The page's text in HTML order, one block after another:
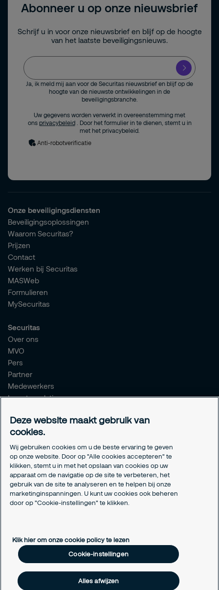
Abonneer u op onze nieuwsbrief
Schrijf u in voor onze nieuwsbrief en blijf op de hoogte
van het laatste beveiligingsnieuws.
Ja, ik meld mij aan voor de Securitas nieuwsbrief en blijf op de
hoogte van de nieuwste ontwikkelingen in de
beveiligingsbranche.
Uw gegevens worden verwerkt in overeenstemming met
ons privacybeleid
. Door het formulier in te dienen, stemt u in
met het privacybeleid.
Anti-robotverificatie
Onze beveiligingsdiensten
Beveiligingsoplossingen
Waarom Securitas?
Prijzen
Contact
Werken bij Securitas
MASWeb
Formulieren
MySecuritas
Securitas
Over ons
MVO
Pers
Partner
Medewerkers
Investor relations
Certificeringen
Aanmeldformulieren installatiepartners
Juridisch
Privacyverklaring
Algemene voorwaarden
Responsible disclosure
Cookie-instellingen
Deze website maakt gebruik van
cookies.
Wij gebruiken cookies om u de beste ervaring te geven
op onze website. Door op "Alle cookies accepteren" te
klikken, stemt u in met het opslaan van cookies op uw
apparaat om de navigatie op de site te verbeteren, het
gebruik van de site te analyseren en te helpen bij onze
marketinginspanningen. U kunt uw cookies ook beheren
door op "Cookie-instellingen" te klikken.
Klik hier om onze cookie policy te lezen
Cookie-instellingen
Alles afwijzen